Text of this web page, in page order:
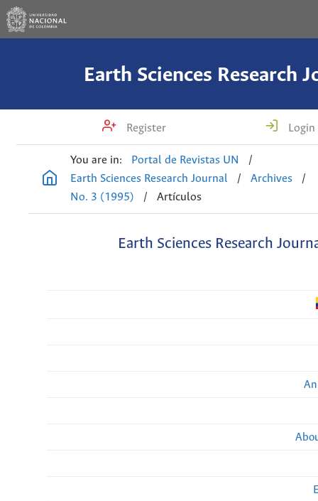
Earth Sciences Research
Register Login
You are in: Portal de Revistas UN
/
Earth Sciences Research Journal
/ Archives
/
No. 3 (1995)
/ Artículos
Earth Sciences Research